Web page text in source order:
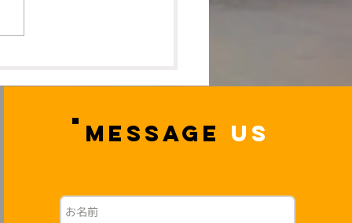
MESSAGE US